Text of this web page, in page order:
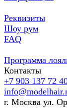
Реквизиты
Шоу рум
FAQ
Программа
Контакты
+7 903 137 72
г. Москва ул.